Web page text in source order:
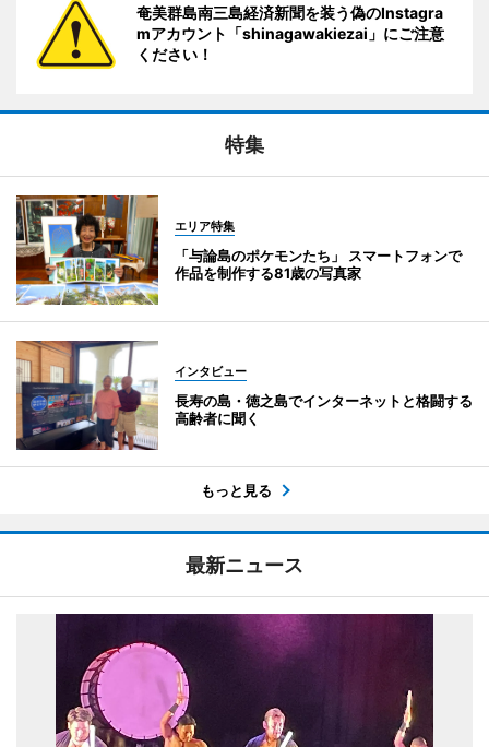
奄美群島南三島経済新聞を装う偽のInstagra
mアカウント「shinagawakiezai」にご注意
ください！
特集
エリア特集
「与論島のポケモンたち」 スマートフォンで
作品を制作する81歳の写真家
インタビュー
長寿の島・徳之島でインターネットと格闘する
高齢者に聞く
もっと見る
最新ニュース